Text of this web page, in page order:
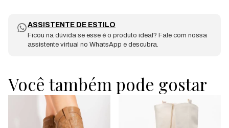
ASSISTENTE DE ESTILO
Ficou na dúvida se esse é o produto ideal? Fale com nossa
assistente virtual no WhatsApp e descubra.
Você também pode gostar